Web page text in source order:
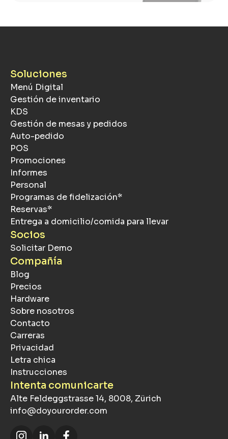
Soluciones
Menú Digital
Gestión de inventario
KDS
Gestión de mesas y pedidos
Auto-pedido
POS
Promociones
Informes
Personal
Programas de fidelización*
Reservas*
Entrega a domicilio/comida para llevar
Socios
Solicitar Demo
Compañía
Blog
Precios
Hardware
Sobre nosotros
Contacto
Carreras
Privacidad
Letra chica
Instrucciones
Intenta comunicarte
Alte Feldeggstrasse 14, 8008, Zürich
info@doyourorder.com